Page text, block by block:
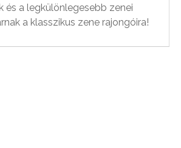
és a legkülönlegesebb zenei
a klasszikus zene rajongóira!